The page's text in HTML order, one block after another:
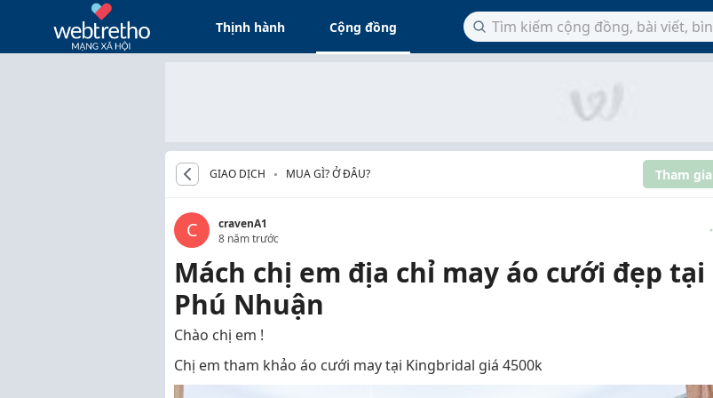
Thịnh hành Cộng đồng
GIAO DỊCH MUA GÌ? Ở ĐÂU? Tham gia
C
cravenA1
8 năm trước
Mách chị em địa chỉ may áo cưới đẹp tại
Phú Nhuận
Chào chị em !
Chị em tham khảo áo cưới may tại Kingbridal giá 4500k